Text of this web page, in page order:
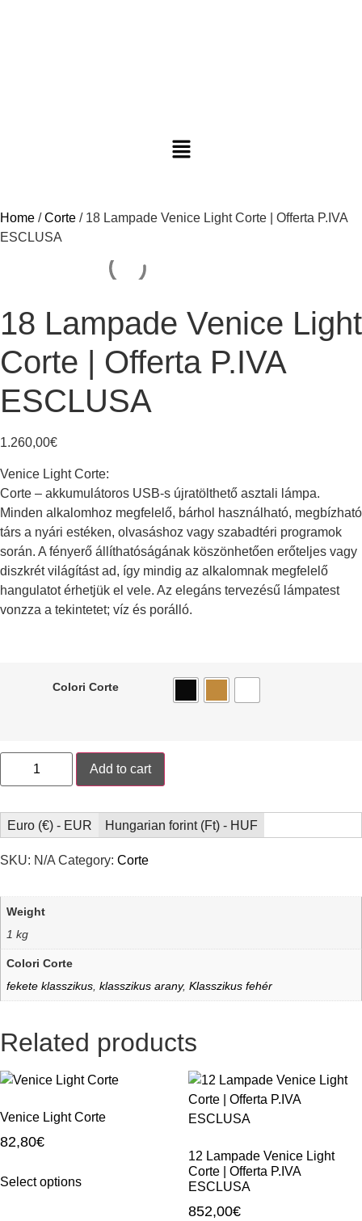
Home /Corte / 18 Lampade Venice Light Corte | Offerta P.IVA
ESCLUSA
18 Lampade Venice Light
Corte | Offerta P.IVA
ESCLUSA
1.260,00€
Venice Light Corte:
Corte – akkumulátoros USB-s újratölthető asztali lámpa.
Minden alkalomhoz megfelelő, bárhol használható, megbízható
társ a nyári estéken, olvasáshoz vagy szabadtéri programok
során. A fényerő állíthatóságának köszönhetően erőteljes vagy
diszkrét világítást ad, így mindig az alkalomnak megfelelő
hangulatot érhetjük el vele. Az elegáns tervezésű lámpatest
vonzza a tekintetet; víz és porálló.
Colori Corte
Add to cart
Euro (€) - EUR Hungarian forint (Ft) - HUF
SKU: N/A Category: Corte
Weight
1 kg
Colori Corte
fekete klasszikus,klasszikus arany,Klasszikus fehér
Related products
Venice Light Corte
82,80€
Select options
12 Lampade Venice Light
Corte | Offerta P.IVA
ESCLUSA
852,00€